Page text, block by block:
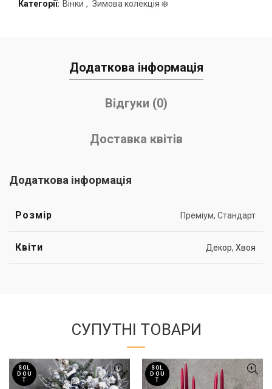
Категорії: Вінки , Зимова колекція ❄️
Додаткова інформація
Відгуки (0)
Доставка квітів
Додаткова інформація
Розмір Преміум, Стандарт
Квіти Декор, Хвоя
СУПУТНІ ТОВАРИ
SOL
D OU
T
SOL
D OU
T